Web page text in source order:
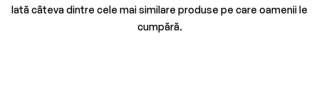
Iată câteva dintre cele mai similare produse pe care oamenii le
cumpără.